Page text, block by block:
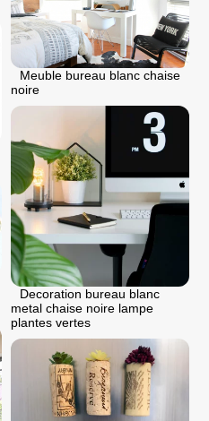
Meuble bureau blanc chaise
noire
Decoration bureau blanc
metal chaise noire lampe
plantes vertes